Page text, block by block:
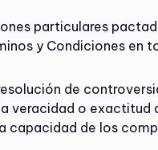
particulares
y Condiciones en
de
veracidad o
capacidad de los